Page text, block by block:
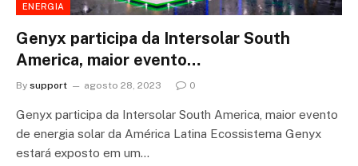
ENERGIA
Genyx participa da Intersolar South
America, maior evento…
By support agosto 28, 2023 0
Genyx participa da Intersolar South America, maior evento
de energia solar da América Latina Ecossistema Genyx
estará exposto em um…